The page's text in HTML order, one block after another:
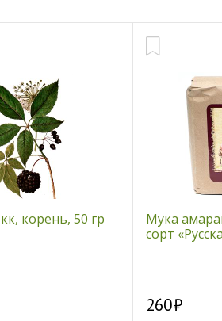
корень, 50 гр
Мука
сорт
260